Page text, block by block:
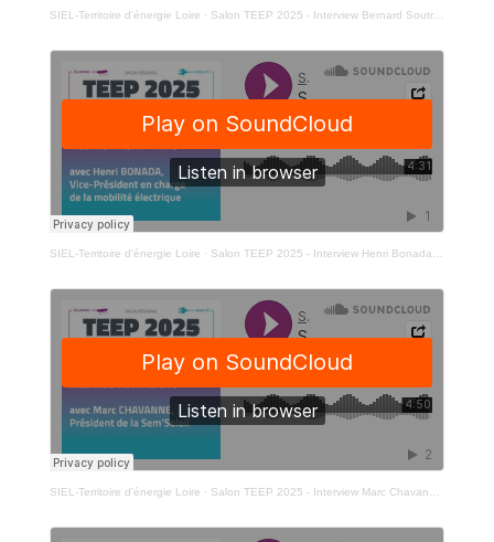
SIEL-Territoire d'énergie Loire · Salon TEEP 2025 - Interview Bernard Soutrenon - Vice-Président en charge de THD42
SIEL-Territoire d'énergie Loire · Salon TEEP 2025 - Interview Henri Bonada en charge de la mobilité électrique
SIEL-Territoire d'énergie Loire · Salon TEEP 2025 - Interview Marc Chavanne - SEM SOLEIL